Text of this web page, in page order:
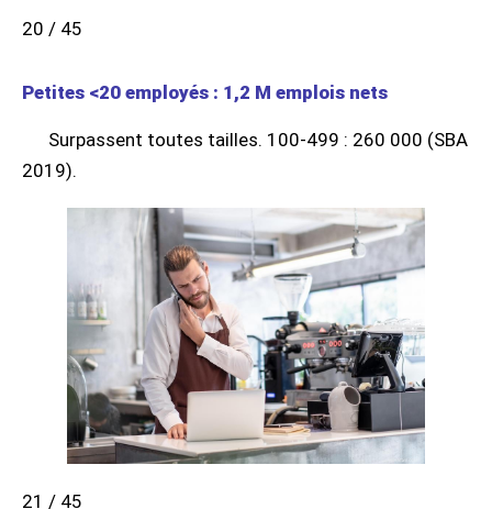
20 / 45
Petites <20 employés : 1,2 M emplois nets
Surpassent toutes tailles. 100-499 : 260 000 (SBA
2019).
21 / 45